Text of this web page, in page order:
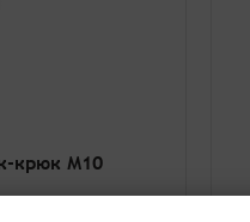
крюк М10